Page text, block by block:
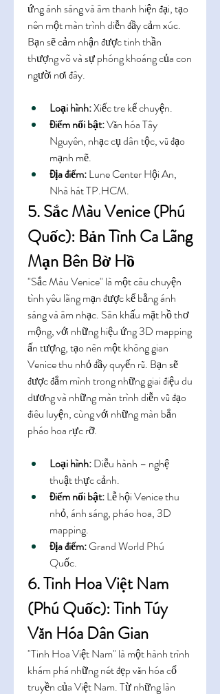
ứng ánh sáng và âm thanh hiện đại, tạo
nên một màn trình diễn đầy cảm xúc.
Bạn sẽ cảm nhận được tinh thần
thượng võ và sự phóng khoáng của con
người nơi đây.
Loại hình: Xiếc tre kể chuyện.
Điểm nổi bật: Văn hóa Tây
Nguyên, nhạc cụ dân tộc, vũ đạo
mạnh mẽ.
Địa điểm: Lune Center Hội An,
Nhà hát TP.HCM.
5. Sắc Màu Venice (Phú
Quốc): Bản Tình Ca Lãng
Mạn Bên Bờ Hồ
"Sắc Màu Venice" là một câu chuyện
tình yêu lãng mạn được kể bằng ánh
sáng và âm nhạc. Sân khấu mặt hồ thơ
mộng, với những hiệu ứng 3D mapping
ấn tượng, tạo nên một không gian
Venice thu nhỏ đầy quyến rũ. Bạn sẽ
được đắm mình trong những giai điệu du
dương và những màn trình diễn vũ đạo
điêu luyện, cùng với những màn bắn
pháo hoa rực rỡ.
Loại hình: Diễu hành – nghệ
thuật thực cảnh.
Điểm nổi bật: Lễ hội Venice thu
nhỏ, ánh sáng, pháo hoa, 3D
mapping.
Địa điểm: Grand World Phú
Quốc.
6. Tinh Hoa Việt Nam
(Phú Quốc): Tinh Túy
Văn Hóa Dân Gian
"Tinh Hoa Việt Nam" là một hành trình
khám phá những nét đẹp văn hóa cổ
truyền của Việt Nam. Từ những làn